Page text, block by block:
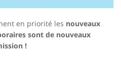
en priorité les nouveaux
sont de nouveaux
!